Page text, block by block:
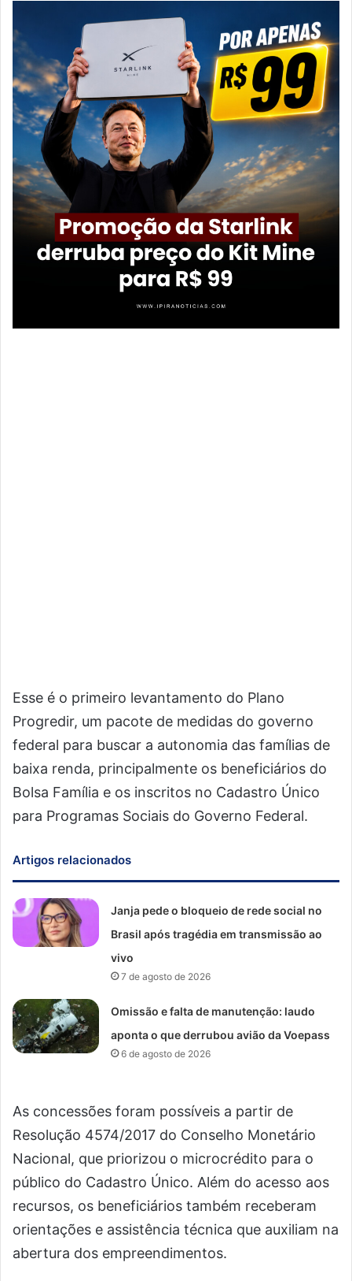
Esse é o primeiro levantamento do Plano
Progredir, um pacote de medidas do governo
federal para buscar a autonomia das famílias de
baixa renda, principalmente os beneficiários do
Bolsa Família e os inscritos no Cadastro Único
para Programas Sociais do Governo Federal.
Artigos relacionados
Janja pede o bloqueio de rede social no
Brasil após tragédia em transmissão ao
vivo
7 de agosto de 2026
Omissão e falta de manutenção: laudo
aponta o que derrubou avião da Voepass
6 de agosto de 2026
As concessões foram possíveis a partir de
Resolução 4574/2017 do Conselho Monetário
Nacional, que priorizou o microcrédito para o
público do Cadastro Único. Além do acesso aos
recursos, os beneficiários também receberam
orientações e assistência técnica que auxiliam na
abertura dos empreendimentos.